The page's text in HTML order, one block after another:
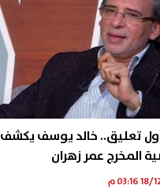
تعليق.. خالد يوسف يكشف
المخرج عمر زهران